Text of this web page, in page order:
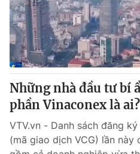
Những nhà đầu tư bí
phần Vinaconex là ai?
VTV.vn - Danh sách đăng
(mã giao dịch VCG) lần này